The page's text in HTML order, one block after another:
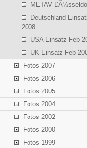
METAV
Deutschland
2008
USA Einsatz Feb
UK Einsatz Feb
Fotos 2007
Fotos 2006
Fotos 2005
Fotos 2004
Fotos 2002
Fotos 2000
Fotos 1999